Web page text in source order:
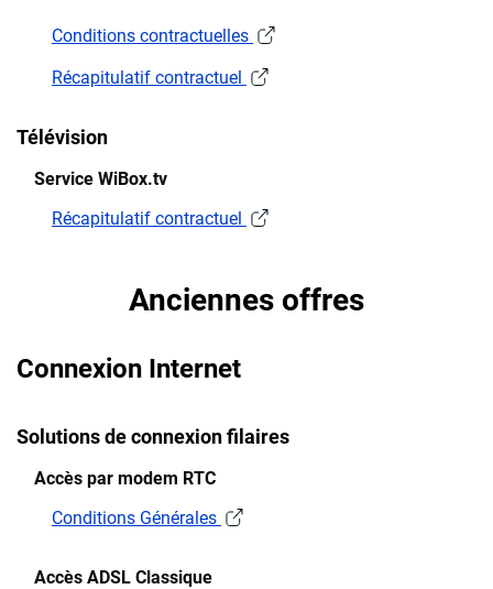
Conditions contractuelles
Récapitulatif contractuel
Télévision
Service WiBox.tv
Récapitulatif contractuel
Anciennes offres
Connexion Internet
Solutions de connexion filaires
Accès par modem RTC
Conditions Générales
Accès ADSL Classique